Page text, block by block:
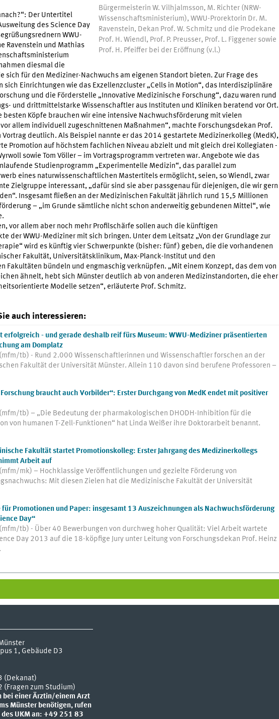
Bürgermeisterin W. Vilhjalmsson, M. Richter (NRW-
Wissenschaftsministerium), WWU-Prorektorin Dr. M.
Ravenstein, Dekan Prof. W. Schmitz und die Prodekane
Prof. H. Wiendl, Prof. P. Preusser, Prof. L. Figgener sowie
Prof. H. Pfeiffer bei der Eröffnung (v.l.)
Der Untertitel
des Science Day
WWU-
Ravenstein und Mathias
diesmal die
sich für den Mediziner-Nachwuchs am eigenen Standort bieten. Zur Frage des
sich Einrichtungen wie das Exzellenzcluster „Cells in Motion“, das Interdisziplinäre
und die Förderstelle „Innovative Medizinische Forschung“, dazu waren rund
und drittmittelstarke Wissenschaftler aus Instituten und Kliniken beratend vor Ort.
besten Köpfe brauchen wir eine intensive Nachwuchsförderung mit vielen
allem individuell zugeschnittenen Maßnahmen“, machte Forschungsdekan Prof.
Vortrag deutlich. Als Beispiel nannte er das 2014 gestartete Medizinerkolleg (MedK),
Promotion auf höchstem fachlichen Niveau abzielt und mit gleich drei Kollegiaten -
sowie Tom Völler – im Vortragsprogramm vertreten war. Angebote wie das
Studienprogramm „Experimentelle Medizin“, das parallel zum
eines naturwissenschaftlichen Mastertitels ermöglicht, seien, so Wiendl, zwar
Zielgruppe interessant, „dafür sind sie aber passgenau für diejenigen, die wir gern
Insgesamt fließen an der Medizinischen Fakultät jährlich rund 15,5 Millionen
– „im Grunde sämtliche nicht schon anderweitig gebundenen Mittel“, wie
vor allem aber noch mehr Profilschärfe sollen auch die künftigen
der WWU-Mediziner mit sich bringen. Unter dem Leitsatz „Von der Grundlage zur
wird es künftig vier Schwerpunkte (bisher: fünf) geben, die die vorhandenen
Fakultät, Universitätsklinikum, Max-Planck-Institut und den
Fakultäten bündeln und engmaschig verknüpfen. „Mit einem Konzept, das dem von
ähnelt, hebt sich Münster deutlich ab von anderen Medizinstandorten, die eher
Modelle setzen“, erläuterte Prof. Schmitz.
auch interessieren:
erfolgreich - und gerade deshalb reif fürs Museum: WWU-Mediziner präsentierten
am Domplatz
tb) - Rund 2.000 Wissenschaftlerinnen und Wissenschaftler forschen an der
Fakultät der Universität Münster. Allein 110 davon sind berufene Professoren –
braucht auch Vorbilder“: Erster Durchgang von MedK endet mit positiver
tb) – „Die Bedeutung der pharmakologischen DHODH-Inhibition für die
von humanen T-Zell-Funktionen“ hat Linda Weißer ihre Doktorarbeit benannt.
Fakultät startet Promotionskolleg: Erster Jahrgang des Medizinerkollegs
Arbeit auf
mk) – Hochklassige Veröffentlichungen und gezielte Förderung von
Mit diesen Zielen hat die Medizinische Fakultät der Universität
für Promotionen und Paper: insgesamt 13 Auszeichnungen als Nachwuchsförderung
Day“
tb) - Über 40 Bewerbungen von durchweg hoher Qualität: Viel Arbeit wartete
Day 2013 auf die 18-köpfige Jury unter Leitung von Forschungsdekan Prof. Heinz
1, Gebäude D3
(Dekanat)
zum Studium)
bei einer Ärztin/einem Arzt
Münster benötigen, rufen
UKM an: +49 251 83